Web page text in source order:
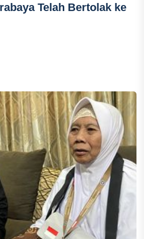
Telah Bertolak ke